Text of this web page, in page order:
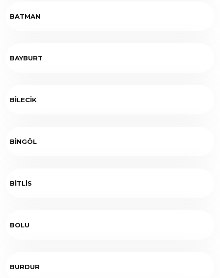
BATMAN
BAYBURT
BİLECİK
BİNGÖL
BİTLİS
BOLU
BURDUR